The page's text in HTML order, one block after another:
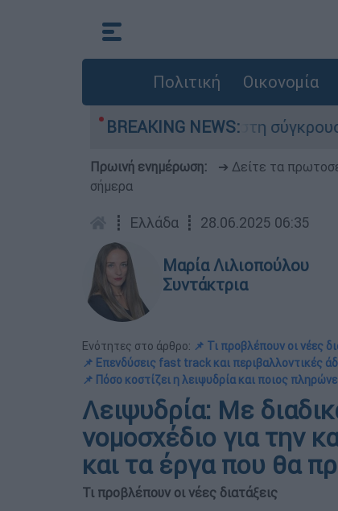
Πολιτική Οικονομία
BREAKING NEWS:
έχασε τη ζωή του στη σύγκρουση
Πρωινή ενημέρωση: ➔ Δείτε τα
σήμερα
┋ Ελλάδα ┋ 28.06.2025 06:35
Μαρία Λιλιοπούλου
Συντάκτρια
Ενότητες στο άρθρο: 📌 Τι προβλέπουν οι νέες
📌 Επενδύσεις fast track και περιβαλλοντικές
📌 Πόσο κοστίζει η λειψυδρία και ποιος
Λειψυδρία: Με
νομοσχέδιο για την
και τα έργα που θα
Τι προβλέπουν οι νέες διατάξεις